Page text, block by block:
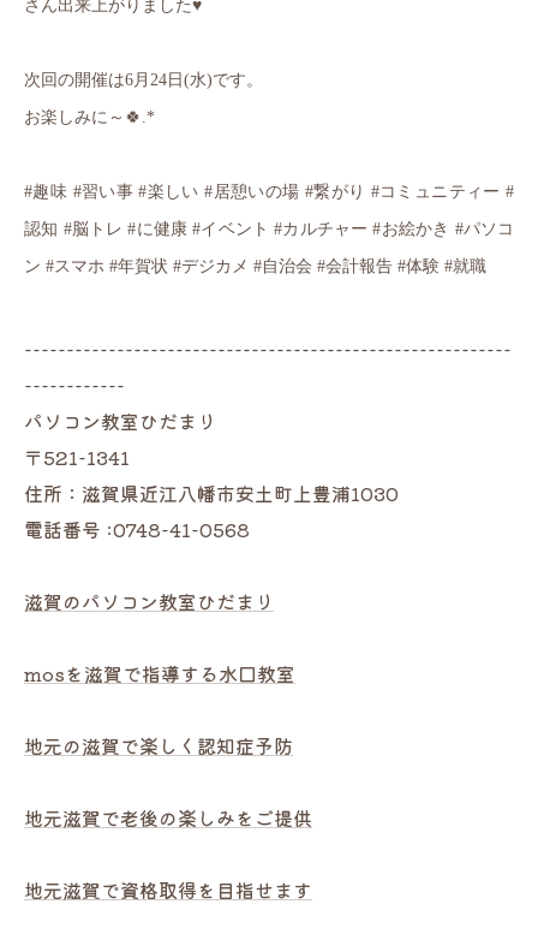
さん出来上がりました♥
次回の開催は6 月 24 日 (水)です。
お楽しみに～ 🍀 .*
#趣味 #習い事 #楽しい # 居憩いの場 #繋がり #コミュニティー #
認知 #脳トレ #に健康 #イベント #カルチャー #お絵かき #パソコ
ン #スマホ #年賀状 #デジカメ #自治会 #会計報告 #体験 #就職
----------------------------------------------------------
------------
パソコン教室ひだまり
〒521-1341
住所：滋賀県近江八幡市安土町上豊浦1030
電話番号 :0748-41-0568
滋賀のパソコン教室ひだまり
mosを滋賀で指導する水口教室
地元の滋賀で楽しく認知症予防
地元滋賀で老後の楽しみをご提供
地元滋賀で資格取得を目指せます